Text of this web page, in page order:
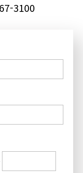
3100